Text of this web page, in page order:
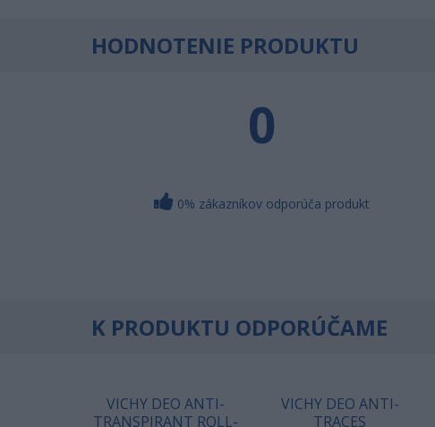
HODNOTENIE PRODUKTU
0
0% zákazníkov odporúča produkt
K PRODUKTU ODPORÚČAME
VICHY DEO ANTI-
TRANSPIRANT ROLL-
VICHY DEO ANTI-
TRACES